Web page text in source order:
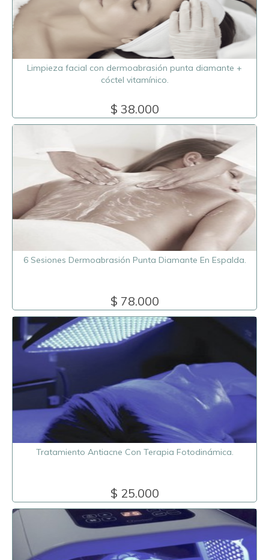
Limpieza facial con dermoabrasión punta diamante +
cóctel vitamínico.
$ 38.000
6 Sesiones Dermoabrasión Punta Diamante En Espalda.
$ 78.000
Tratamiento Antiacne Con Terapia Fotodinámica.
$ 25.000